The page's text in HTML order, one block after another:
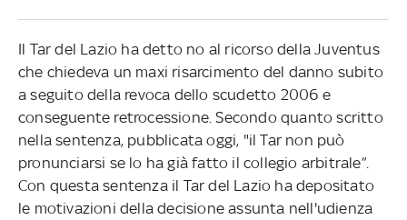
Il Tar del Lazio ha detto no al ricorso della Juventus
che chiedeva un maxi risarcimento del danno subito
a seguito della revoca dello scudetto 2006 e
conseguente retrocessione. Secondo quanto scritto
nella sentenza, pubblicata oggi, "il Tar non può
pronunciarsi se lo ha già fatto il collegio arbitrale”.
Con questa sentenza il Tar del Lazio ha depositato
le motivazioni della decisione assunta nell'udienza